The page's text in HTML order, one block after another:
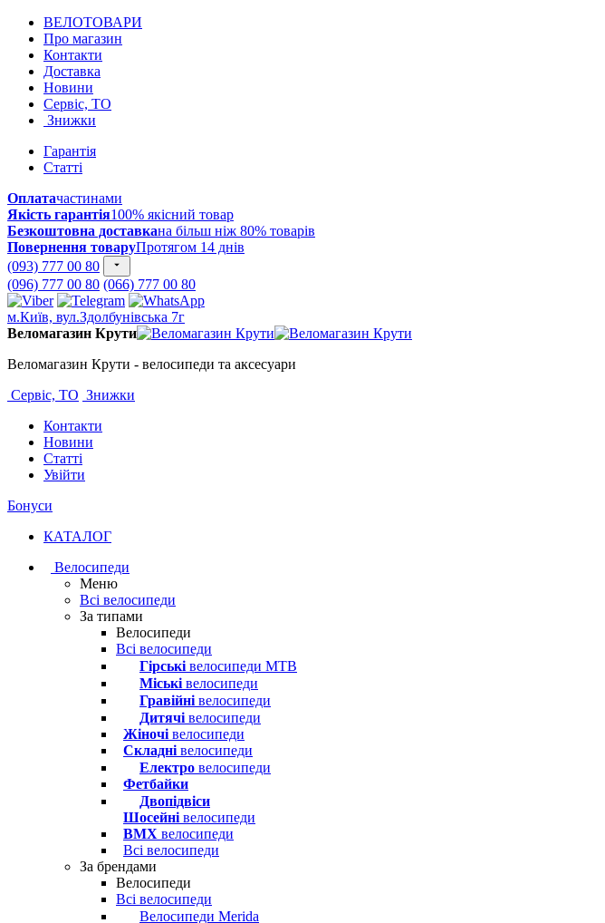
ВЕЛОТОВАРИ
Про магазин
Контакти
Доставка
Новини
Сервіс, ТО
Знижки
Гарантія
Статті
Оплатачастинами
Якість гарантія100% якісний товар
Безкоштовна доставкана більш ніж 80% товарів
Повернення товаруПротягом 14 днів
(093) 777 00 80
(096) 777 00 80 (066) 777 00 80
м.Київ, вул.Здолбунівська 7г
Веломагазин Крути
Веломагазин Крути - велосипеди та аксесуари
Сервіс, ТО Знижки
Контакти
Новини
Статті
Увійти
Бонуси
КАТАЛОГ
Велосипеди
Меню
Всі велосипеди
За типами
Велосипеди
Всі велосипеди
Гірські велосипеди MTB
Міські велосипеди
Гравійні велосипеди
Дитячі велосипеди
Жіночі велосипеди
Складні велосипеди
Електро велосипеди
Фетбайки
Двопідвіси
Шосейні велосипеди
BMX велосипеди
Всі велосипеди
За брендами
Велосипеди
Всі велосипеди
Велосипеди Merida